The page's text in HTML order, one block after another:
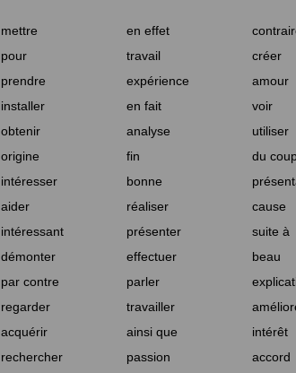
mettre en effet
pour travail
créer
prendre expérience
amour
installer en fait
voir
obtenir analyse
utiliser
origine fin
du
intéresser bonne
aider réaliser
cause
intéressant présenter
suite à
démonter effectuer
beau
par contre parler
regarder travailler
acquérir ainsi que
intérêt
rechercher passion accord